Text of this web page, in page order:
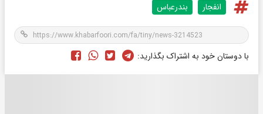
انفجار بندرعباس
با دوستان خود به اشتراک بگذارید: